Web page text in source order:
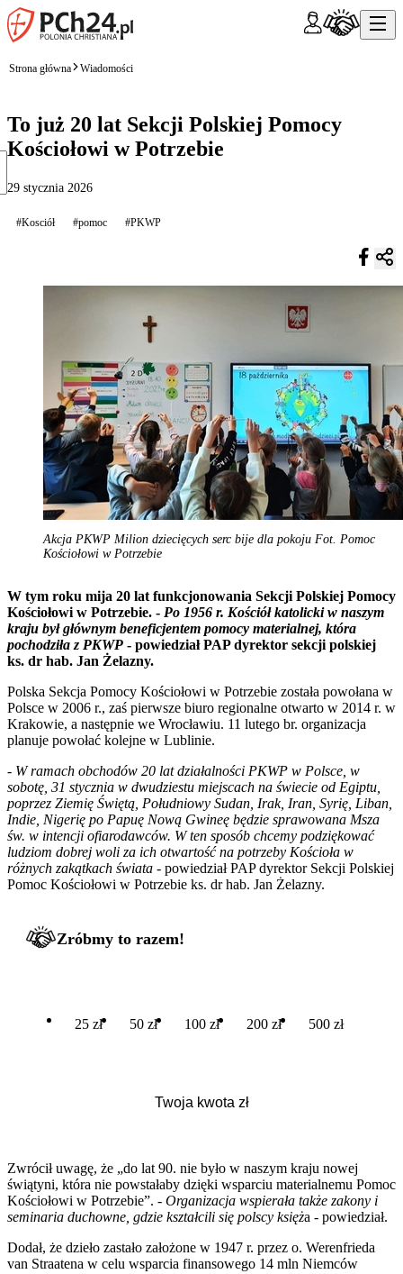
Strona główna Wiadomości
To już 20 lat Sekcji Polskiej Pomocy
Kościołowi w Potrzebie
29 stycznia 2026
#Kosciół #pomoc #PKWP
Akcja PKWP Milion dziecięcych serc bije dla pokoju Fot. Pomoc
Kościołowi w Potrzebie
W tym roku mija 20 lat funkcjonowania Sekcji Polskiej Pomocy
Kościołowi w Potrzebie. - Po 1956 r. Kościół katolicki w naszym
kraju był głównym beneficjentem pomocy materialnej, która
pochodziła z PKWP - powiedział PAP dyrektor sekcji polskiej
ks. dr hab. Jan Żelazny.
Polska Sekcja Pomocy Kościołowi w Potrzebie została powołana w
Polsce w 2006 r., zaś pierwsze biuro regionalne otwarto w 2014 r. w
Krakowie, a następnie we Wrocławiu. 11 lutego br. organizacja
planuje powołać kolejne w Lublinie.
- W ramach obchodów 20 lat działalności PKWP w Polsce, w
sobotę, 31 stycznia w dwudziestu miejscach na świecie od Egiptu,
poprzez Ziemię Świętą, Południowy Sudan, Irak, Iran, Syrię, Liban,
Indie, Nigerię po Papuę Nową Gwineę będzie sprawowana Msza
św. w intencji ofiarodawców. W ten sposób chcemy podziękować
ludziom dobrej woli za ich otwartość na potrzeby Kościoła w
różnych zakątkach świata - powiedział PAP dyrektor Sekcji Polskiej
Pomoc Kościołowi w Potrzebie ks. dr hab. Jan Żelazny.
Zróbmy to razem!
25 zł 50 zł 100 zł 200 zł 500 zł
Zwrócił uwagę, że „do lat 90. nie było w naszym kraju nowej
świątyni, która nie powstałaby dzięki wsparciu materialnemu Pomoc
Kościołowi w Potrzebie”. - Organizacja wspierała także zakony i
seminaria duchowne, gdzie kształcili się polscy księża - powiedział.
Dodał, że dzieło zastało założone w 1947 r. przez o. Werenfrieda
van Straatena w celu wsparcia finansowego 14 mln Niemców